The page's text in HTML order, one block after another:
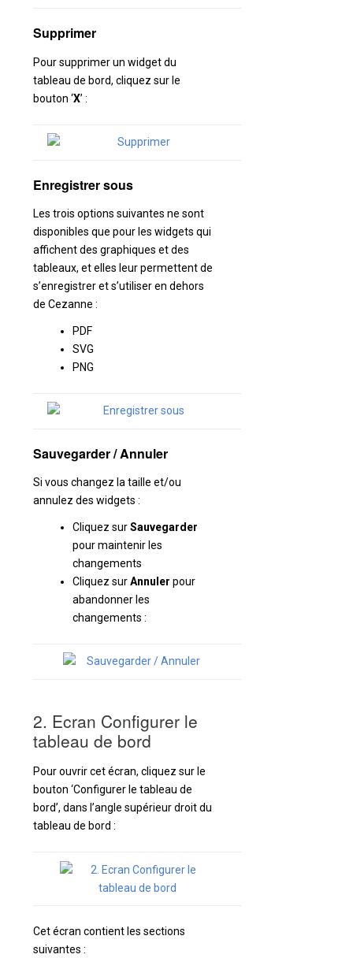
Supprimer
Pour supprimer un widget du
tableau de bord, cliquez sur le
bouton ‘X’ :
Enregistrer sous
Les trois options suivantes ne sont
disponibles que pour les widgets qui
affichent des graphiques et des
tableaux, et elles leur permettent de
s’enregistrer et s’utiliser en dehors
de Cezanne :
PDF
SVG
PNG
Sauvegarder / Annuler
Si vous changez la taille et/ou
annulez des widgets :
Cliquez surSauvegarder
pour maintenir les
changements
Cliquez surAnnuler pour
abandonner les
changements :
2. Ecran Configurer le
tableau de bord
Pour ouvrir cet écran, cliquez sur le
bouton ‘Configurer le tableau de
bord’, dans l’angle supérieur droit du
tableau de bord :
Cet écran contient les sections
suivantes :